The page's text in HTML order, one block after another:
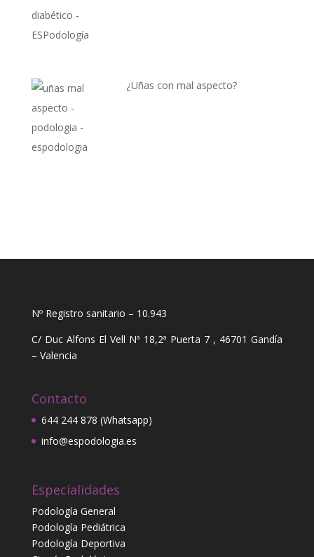
¿Uñas con mal aspecto?
Nº Registro sanitario – 10.943
C/ Duc Alfons El Vell Nª 18,2ª Puerta 7 , 46701 Gandía
– Valencia
Contacto
644 244 878 (Whatsapp)
info@espodologia.es
Especialidades
Podología General
Podología Pediátrica
Podología Deportiva